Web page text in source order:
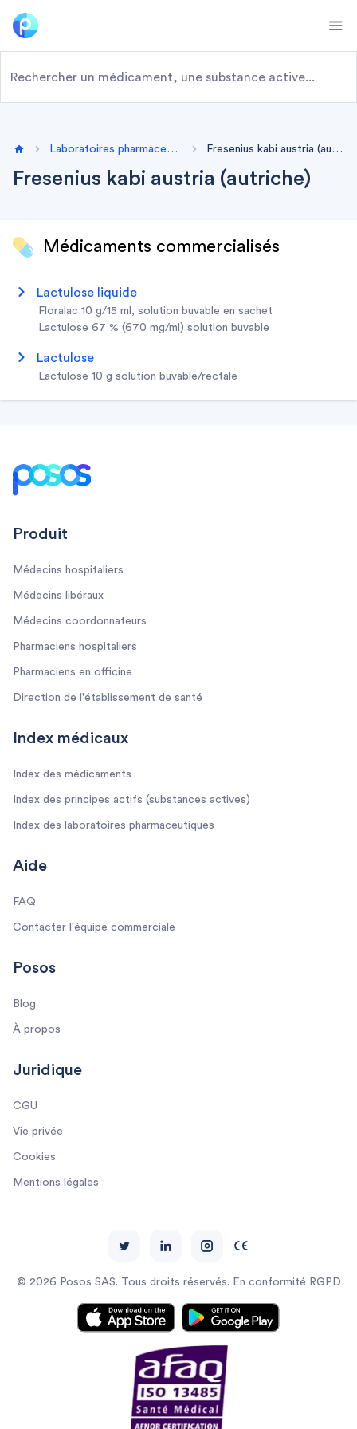
Home
Laboratoires pharmaceutiques Fresenius kabi austria (autriche)
Fresenius kabi austria (autriche)
Médicaments commercialisés
lactulose liquide
floralac 10 g/15 ml, solution buvable en sachet
lactulose 67 % (670 mg/ml) solution buvable
lactulose
lactulose 10 g solution buvable/rectale
© 2026 Posos SAS. Tous droits réservés. En conformité RGPD
Produit
Médecins hospitaliers
Médecins libéraux
Médecins coordonnateurs
Pharmaciens hospitaliers
Pharmaciens en officine
Direction de l'établissement de santé
Index médicaux
Index des médicaments
Index des principes actifs (substances actives)
Index des laboratoires pharmaceutiques
Aide
FAQ
Contacter l'équipe commerciale
Posos
Blog
À propos
Juridique
CGU
Vie privée
Cookies
Mentions légales